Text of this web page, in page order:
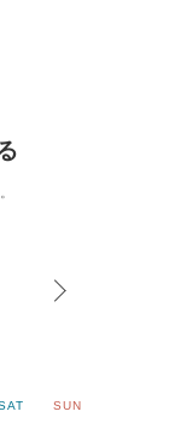
SUN